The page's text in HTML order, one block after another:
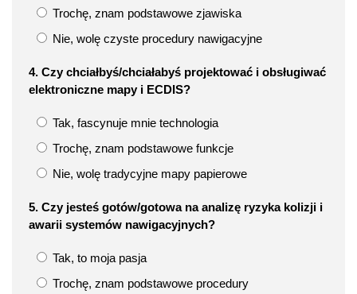
Trochę, znam podstawowe zjawiska
Nie, wolę czyste procedury nawigacyjne
4. Czy chciałbyś/chciałabyś projektować i obsługiwać
elektroniczne mapy i ECDIS?
Tak, fascynuje mnie technologia
Trochę, znam podstawowe funkcje
Nie, wolę tradycyjne mapy papierowe
5. Czy jesteś gotów/gotowa na analizę ryzyka kolizji i
awarii systemów nawigacyjnych?
Tak, to moja pasja
Trochę, znam podstawowe procedury